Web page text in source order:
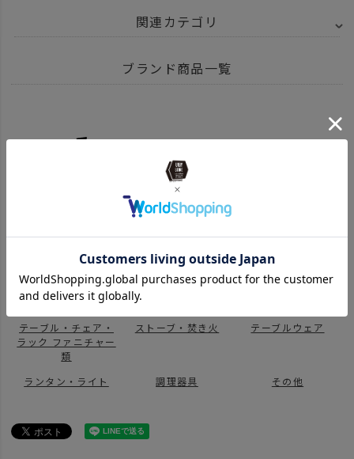
関連カテゴリ
UNBY SELECT SNOW PEAK スノーピーク
テントアクセサリ
BLACK FRIDAY キャンプギア
ブランド商品一覧
テント・タープ
テントアクセサリー
コンテナ・バッグ
テーブル・チェア・
ラック ファニチャー
類
ストーブ・焚き火 テーブルウェア
ランタン・ライト 調理器具 その他